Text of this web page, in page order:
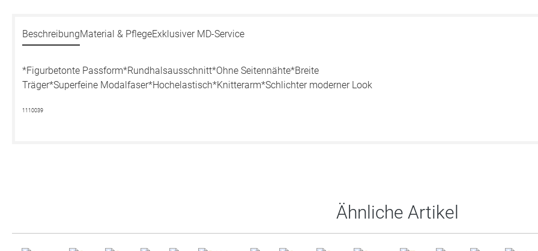
BeschreibungMaterial & PflegeExklusiver MD-Service
*Figurbetonte Passform*Rundhalsausschnitt*Ohne Seitennähte*Breite
Träger*Superfeine Modalfaser*Hochelastisch*Knitterarm*Schlichter moderner Look
1110039
Ähnliche Artikel